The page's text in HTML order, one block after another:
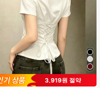
3,919원 절약